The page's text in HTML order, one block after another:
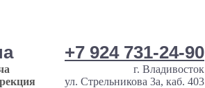
+7 924 731-24-90
г. Владивосток
ул. Стрельникова 3а, каб. 403